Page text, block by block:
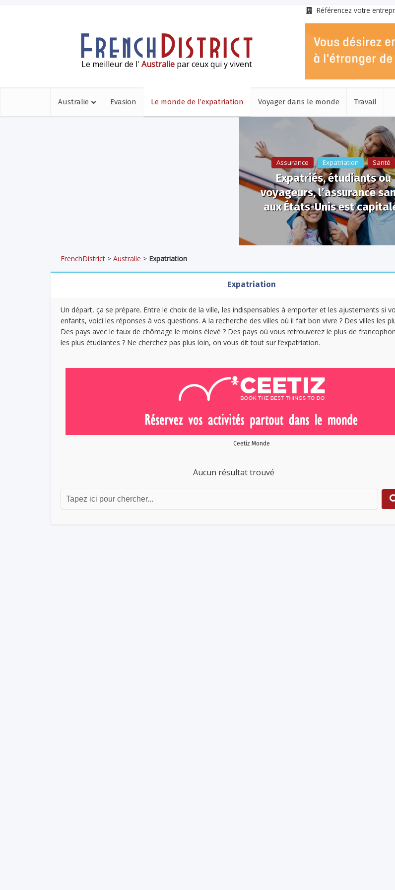
Référencez votre
Le meilleur de l'Australie par ceux qui y vivent
Australie Evasion Le monde de l’expatriation Voyager dans le monde Travail
Assurance Expatriation Santé
Expatriés, étudiants ou
voyageurs, l’assurance
aux États-Unis est
FrenchDistrict > Australie > Expatriation
Expatriation
Un départ, ça se prépare. Entre le choix de la ville, les indispensables à emporter et les ajustements si
enfants, voici les réponses à vos questions. A la recherche des villes où il fait bon vivre ? Des villes les
Des pays avec le taux de chômage le moins élevé ? Des pays où vous retrouverez le plus de
les plus étudiantes ? Ne cherchez pas plus loin, on vous dit tout sur l’expatriation.
Ceetiz Monde
Aucun résultat trouvé